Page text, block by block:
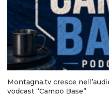
Montagna.tv cresce
vodcast “Campo Base”